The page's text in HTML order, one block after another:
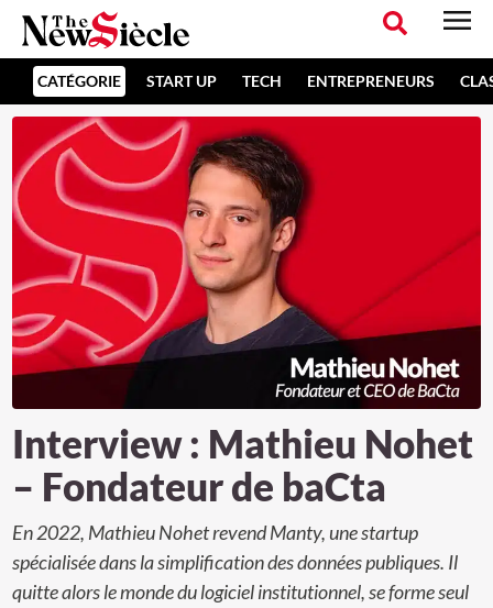
CATÉGORIE START UP TECH ENTREPRENEURS
Interview : Mathieu Nohet
– Fondateur de baCta
En 2022, Mathieu Nohet revend Manty, une startup
spécialisée dans la simplification des données publiques. Il
quitte alors le monde du logiciel institutionnel, se forme seul